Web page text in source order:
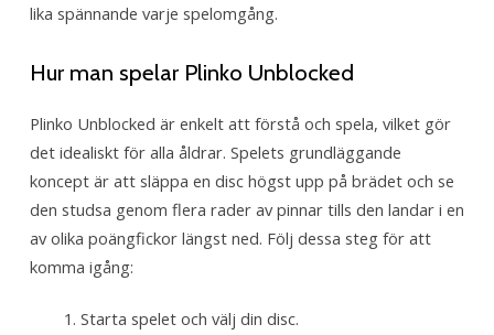
lika spännande varje spelomgång.
Hur man spelar Plinko Unblocked
Plinko Unblocked är enkelt att förstå och spela, vilket gör
det idealiskt för alla åldrar. Spelets grundläggande
koncept är att släppa en disc högst upp på brädet och se
den studsa genom flera rader av pinnar tills den landar i en
av olika poängfickor längst ned. Följ dessa steg för att
komma igång:
Starta spelet och välj din disc.